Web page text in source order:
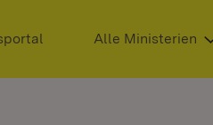
(Öffnet in neuem Fenster)
Alle Ministerien